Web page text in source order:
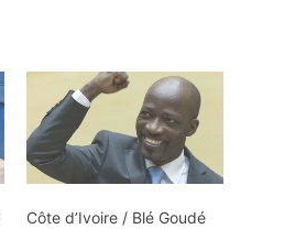
Côte d’Ivoire / Blé Goudé